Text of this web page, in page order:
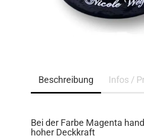
Beschreibung Infos /
Bei der Farbe Magenta
hoher Deckkraft